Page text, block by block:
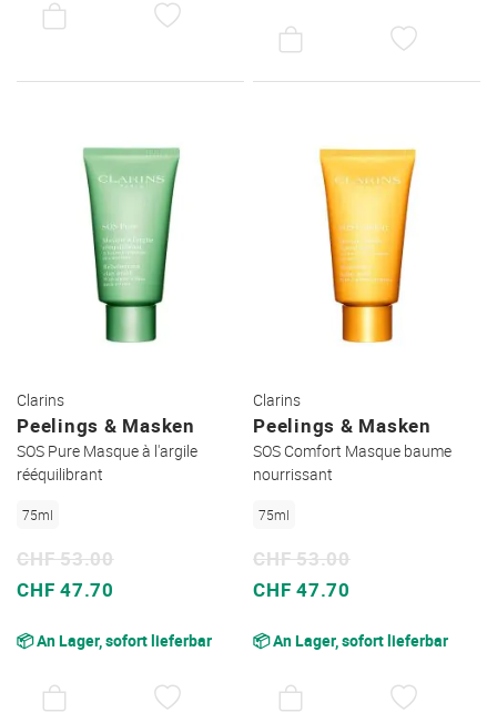
WUNSCHZETTEL
Clarins
Peelings & Masken
SOS Pure Masque à l'argile
rééquilibrant
75ml
Sonderpreis
CHF 47.70
CHF 53.00
📦 An Lager, sofort lieferbar
Clarins
Peelings & Masken
SOS Comfort Masque baume
nourrissant
75ml
Sonderpreis
CHF 47.70
CHF 53.00
📦 An Lager, sofort lieferbar